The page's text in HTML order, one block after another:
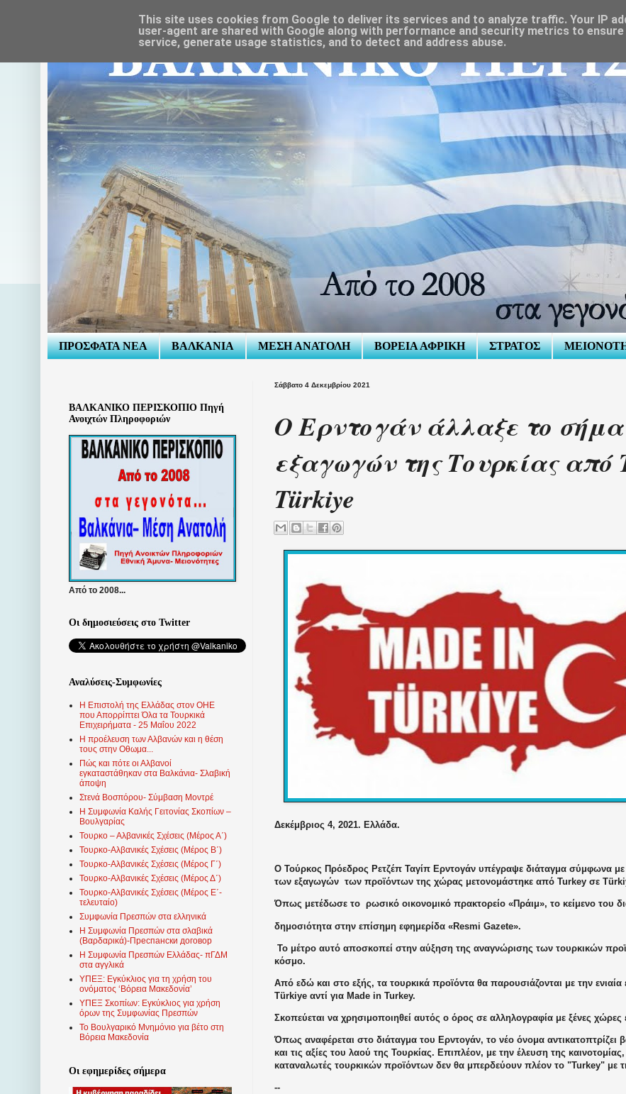
ΠΡΟΣΦΑΤΑ ΝΕΑ ΒΑΛΚΑΝΙΑ ΜΕΣΗ ΑΝΑΤΟΛΗ ΒΟΡΕΙΑ ΑΦΡΙΚΗ ΣΤΡΑΤΟΣ
Σάββατο 4 Δεκεμβρίου 2021
Ο Ερντογάν άλλαξε το
εξαγωγών της Τουρκίας από
Türkiye
Δεκέμβριος 4, 2021. Ελλάδα.
Ο Τούρκος Πρόεδρος Ρετζέπ Ταγίπ Ερντογάν υπέγραψε διάταγμα σύμφωνα
των εξαγωγών των προϊόντων της χώρας μετονομάστηκε από Turkey σε
Όπως μετέδωσε το ρωσικό οικονομικό πρακτορείο «Πράιμ», το κείμενο του
δημοσιότητα στην επίσημη εφημερίδα «Resmi Gazete».
Το μέτρο αυτό αποσκοπεί στην αύξηση της αναγνώρισης των τουρκικών
κόσμο.
Από εδώ και στο εξής, τα τουρκικά προϊόντα θα παρουσιάζονται με την
Türkiye αντί για Made in Turkey.
Σκοπεύεται να χρησιμοποιηθεί αυτός ο όρος σε αλληλογραφία με ξένες χώρες
Όπως αναφέρεται στο διάταγμα του Ερντογάν, το νέο όνομα αντικατοπτρίζει
και τις αξίες του λαού της Τουρκίας. Επιπλέον, με την έλευση της
καταναλωτές τουρκικών προϊόντων δεν θα μπερδεύουν πλέον το "Turkey" με
--
ΒΑΛΚΑΝΙΚΟ ΠΕΡΙΣΚΟΠΙΟ Πηγή
Ανοιχτών Πληροφοριών
Από το 2008...
Οι δημοσιεύσεις στο Twitter
Αναλύσεις-Συμφωνίες
Η Επιστολή της Ελλάδας στον ΟΗΕ
που Απορρίπτει Όλα τα Τουρκικά
Επιχειρήματα - 25 Μαΐου 2022
Η προέλευση των Αλβανών και η θέση
τους στην Οθωμα...
Πώς και πότε οι Αλβανοί
εγκαταστάθηκαν στα Βαλκάνια- Σλαβική
άποψη
Στενά Βοσπόρου- Σύμβαση Μοντρέ
Η Συμφωνία Καλής Γειτονίας Σκοπίων –
Βουλγαρίας
Τουρκο – Αλβανικές Σχέσεις (Mέρος Α΄)
Τουρκο-Αλβανικές Σχέσεις (Μέρος Β΄)
Τουρκο-Αλβανικές Σχέσεις (Μέρος Γ΄)
Τουρκο-Αλβανικές Σχέσεις (Μέρος Δ΄)
Τουρκο-Αλβανικές Σχέσεις (Μέρος Ε΄-
τελευταίο)
Συμφωνία Πρεσπών στα ελληνικά
Η Συμφωνία Πρεσπών στα σλαβικά
(Βαρδαρικά)-Преспански договор
Η Συμφωνία Πρεσπών Ελλάδας- πΓΔΜ
στα αγγλικά
ΥΠΕΞ: Εγκύκλιος για τη χρήση του
ονόματος ‘Βόρεια Μακεδονία’
ΥΠΕΞ Σκοπίων: Εγκύκλιος για χρήση
όρων της Συμφωνίας Πρεσπών
Το Βουλγαρικό Μνημόνιο για βέτο στη
Βόρεια Μακεδονία
Οι εφημερίδες σήμερα
This site uses cookies from Google to deliver its services and to analyze traffic. Your IP
user-agent are shared with Google along with performance and security metrics to
service, generate usage statistics, and to detect and address abuse.